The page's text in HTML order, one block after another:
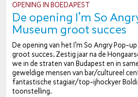
OPENING IN BOEDAPEST
De opening I’m So
Museum groot succes
De opening van het I’m So Angry Pop-
groot succes. Zestig jaar na de
we in de straten van Budapest en in
geweldige mensen van bar/cultureel
fan­tas­ti­sche stagiair/top-ij­hoc­ky­er
toon­stel­ling.